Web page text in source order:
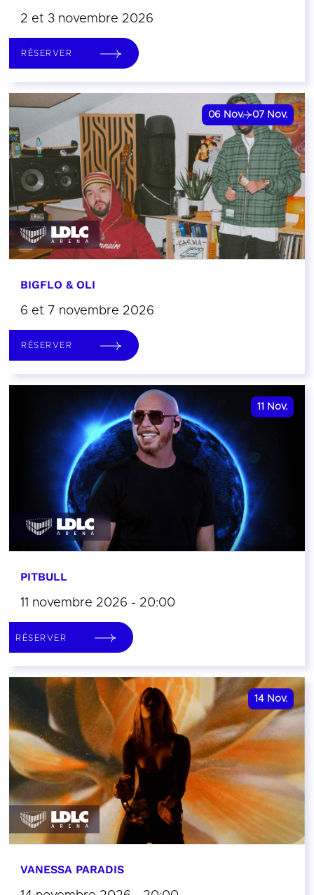
2 et 3 novembre 2026
RÉSERVER
06 Nov. 07 Nov.
BIGFLO & OLI
6 et 7 novembre 2026
RÉSERVER
11 Nov.
PITBULL
11 novembre 2026 - 20:00
RÉSERVER
14 Nov.
VANESSA PARADIS